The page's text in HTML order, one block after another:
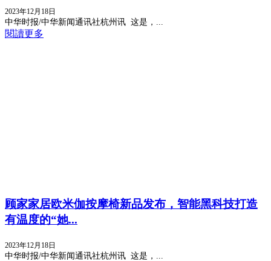
2023年12月18日
中华时报/中华新闻通讯社杭州讯 这是，...
閱讀更多
顾家家居欧米伽按摩椅新品发布，智能黑科技打造
有温度的“她...
2023年12月18日
中华时报/中华新闻通讯社杭州讯 这是，...